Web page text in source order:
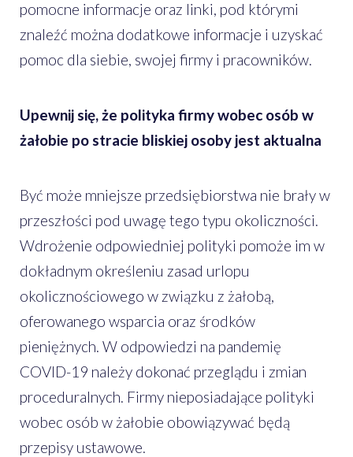
pomocne informacje oraz linki, pod którymi
znaleźć można dodatkowe informacje i uzyskać
pomoc dla siebie, swojej firmy i pracowników.
Upewnij się, że polityka firmy wobec osób w
żałobie po stracie bliskiej osoby jest aktualna
Być może mniejsze przedsiębiorstwa nie brały w
przeszłości pod uwagę tego typu okoliczności.
Wdrożenie odpowiedniej polityki pomoże im w
dokładnym określeniu zasad urlopu
okolicznościowego w związku z żałobą,
oferowanego wsparcia oraz środków
pieniężnych. W odpowiedzi na pandemię
COVID-19 należy dokonać przeglądu i zmian
proceduralnych. Firmy nieposiadające polityki
wobec osób w żałobie obowiązywać będą
przepisy ustawowe.